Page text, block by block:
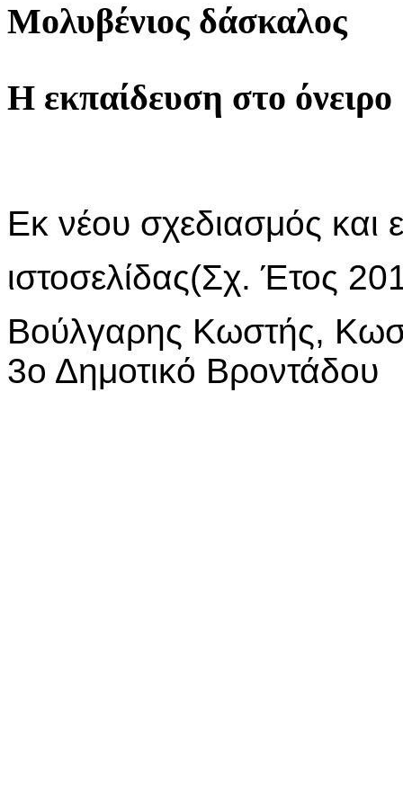
Μολυβένιος δάσκαλος
Η εκπαίδευση στο όνειρο
Εκ νέου σχεδιασμός και
ιστοσελίδας(Σχ. Έτος
Βούλγαρης
3ο Δημοτικό Βροντάδου